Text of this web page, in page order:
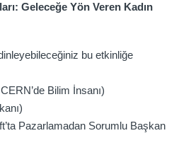
Geleceğe Yön Veren Kadın
bu etkinliğe
Bilim İnsanı)
Pazarlamadan Sorumlu Başkan